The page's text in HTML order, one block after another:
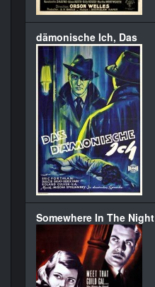
dämonische Ich, Das
Somewhere In The Night